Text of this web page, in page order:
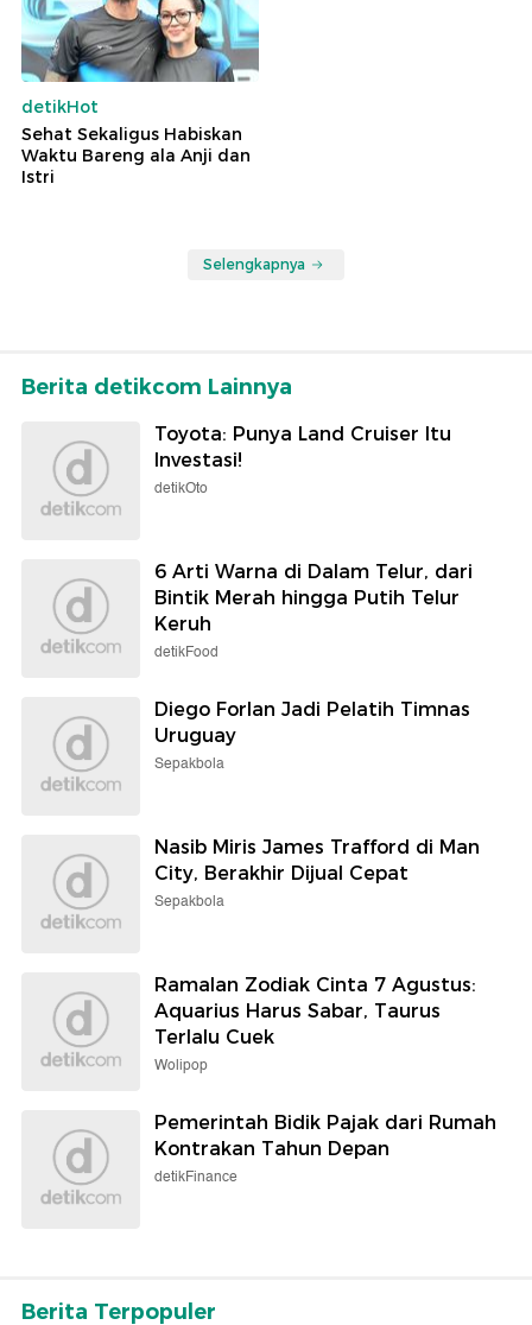
detikHot
Sehat Sekaligus Habiskan
Waktu Bareng ala Anji dan
Istri
Selengkapnya
Berita detikcom Lainnya
Toyota: Punya Land Cruiser Itu
Investasi!
detikOto
6 Arti Warna di Dalam Telur, dari
Bintik Merah hingga Putih Telur
Keruh
detikFood
Diego Forlan Jadi Pelatih Timnas
Uruguay
Sepakbola
Nasib Miris James Trafford di Man
City, Berakhir Dijual Cepat
Sepakbola
Ramalan Zodiak Cinta 7 Agustus:
Aquarius Harus Sabar, Taurus
Terlalu Cuek
Wolipop
Pemerintah Bidik Pajak dari Rumah
Kontrakan Tahun Depan
detikFinance
Berita Terpopuler